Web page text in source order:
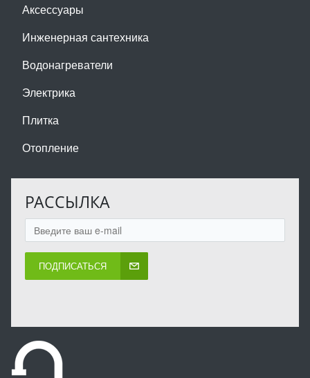
Аксессуары
Инженерная сантехника
Водонагреватели
Электрика
Плитка
Отопление
РАССЫЛКА
ПОДПИСАТЬСЯ